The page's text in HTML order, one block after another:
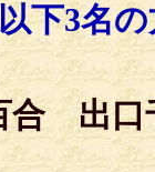
下3名
合 出